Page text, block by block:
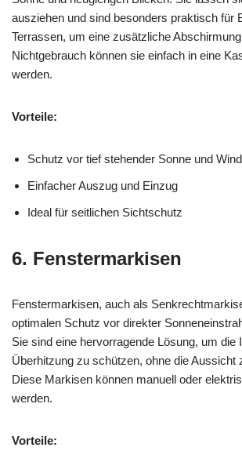
ausziehen und sind besonders praktisch für
Terrassen, um eine zusätzliche
Nichtgebrauch können sie einfach in eine
werden.
Vorteile:
Schutz vor tief stehender Sonne und Wind
Einfacher Auszug und Einzug
Ideal für seitlichen Sichtschutz
6. Fenstermarkisen
Fenstermarkisen, auch als
optimalen Schutz vor direkter
Sie sind eine hervorragende Lösung, um die
Überhitzung zu schützen, ohne die Aussicht
Diese Markisen können manuell oder
werden.
Vorteile: